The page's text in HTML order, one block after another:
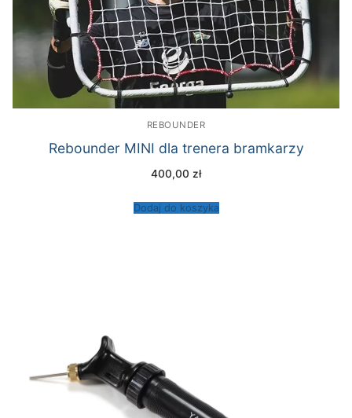
REBOUNDER
Rebounder MINI dla trenera bramkarzy
400,00 zł
Dodaj do koszyka